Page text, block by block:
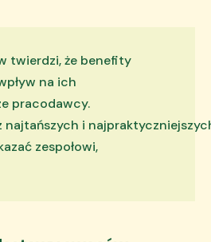
twierdzi, że benefity
na ich
pracodawcy.
najtańszych i
zespołowi,